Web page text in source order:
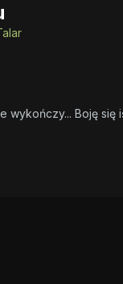
wykończy... Boję się